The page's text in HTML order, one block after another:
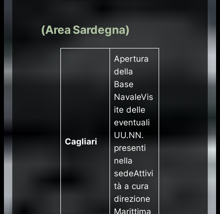
(Area Sardegna)
Cagliari
​Apertura
della
Base
NavaleVis
ite delle
eventuali
UU.NN.
presenti
nella
sedeAttivi
tà a cura
direzione
Marittima